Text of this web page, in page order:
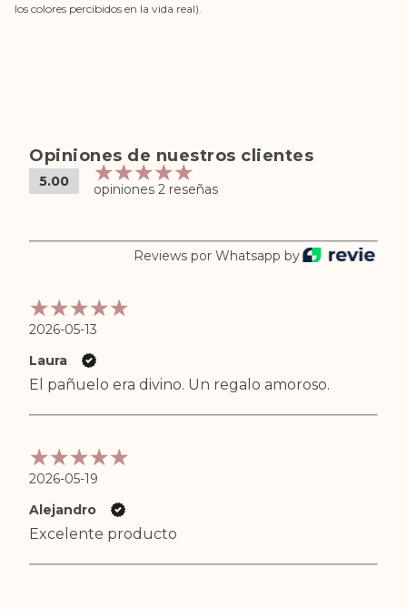
los colores percibidos en la vida real).
Opiniones de nuestros clientes
5.00 opiniones 2 reseñas
Reviews por Whatsapp by
2026-05-13
Laura
El pañuelo era divino. Un regalo amoroso.
2026-05-19
Alejandro
Excelente producto